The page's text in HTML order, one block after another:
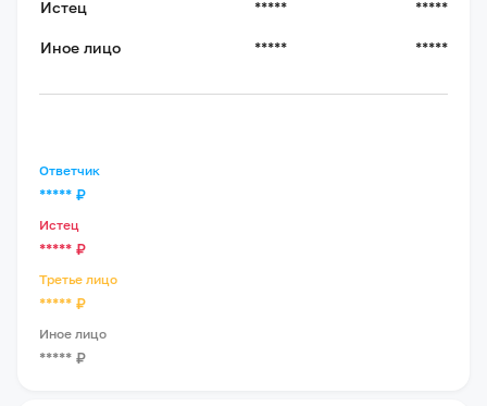
Истец ***** *****
Иное лицо ***** *****
Ответчик
***** ₽
Истец
***** ₽
Третье лицо
***** ₽
Иное лицо
***** ₽